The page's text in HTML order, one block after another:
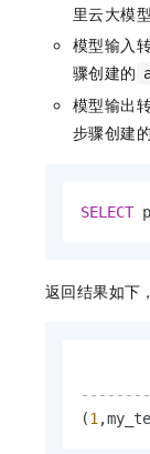
里云大模
模型输入
骤创建的
模型输出
步骤创建的
SELECT
返回结果如下
(1